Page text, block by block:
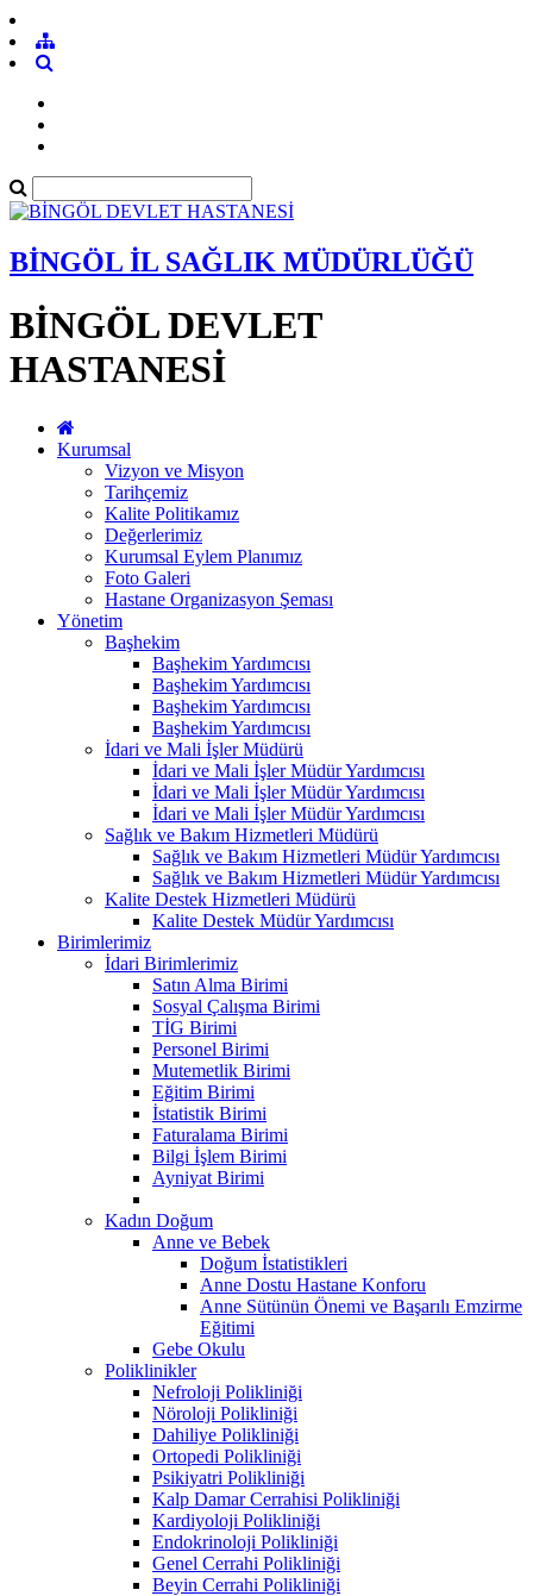
BİNGÖL İL SAĞLIK MÜDÜRLÜĞÜ
BİNGÖL DEVLET
HASTANESİ
Kurumsal
Vizyon ve Misyon
Tarihçemiz
Kalite Politikamız
Değerlerimiz
Kurumsal Eylem Planımız
Foto Galeri
Hastane Organizasyon Şeması
Yönetim
Başhekim
Başhekim Yardımcısı
Başhekim Yardımcısı
Başhekim Yardımcısı
Başhekim Yardımcısı
İdari ve Mali İşler Müdürü
İdari ve Mali İşler Müdür Yardımcısı
İdari ve Mali İşler Müdür Yardımcısı
İdari ve Mali İşler Müdür Yardımcısı
Sağlık ve Bakım Hizmetleri Müdürü
Sağlık ve Bakım Hizmetleri Müdür Yardımcısı
Sağlık ve Bakım Hizmetleri Müdür Yardımcısı
Kalite Destek Hizmetleri Müdürü
Kalite Destek Müdür Yardımcısı
Birimlerimiz
İdari Birimlerimiz
Satın Alma Birimi
Sosyal Çalışma Birimi
TİG Birimi
Personel Birimi
Mutemetlik Birimi
Eğitim Birimi
İstatistik Birimi
Faturalama Birimi
Bilgi İşlem Birimi
Ayniyat Birimi
Kadın Doğum
Anne ve Bebek
Doğum İstatistikleri
Anne Dostu Hastane Konforu
Anne Sütünün Önemi ve Başarılı Emzirme
Eğitimi
Gebe Okulu
Poliklinikler
Nefroloji Polikliniği
Nöroloji Polikliniği
Dahiliye Polikliniği
Ortopedi Polikliniği
Psikiyatri Polikliniği
Kalp Damar Cerrahisi Polikliniği
Kardiyoloji Polikliniği
Endokrinoloji Polikliniği
Genel Cerrahi Polikliniği
Beyin Cerrahi Polikliniği